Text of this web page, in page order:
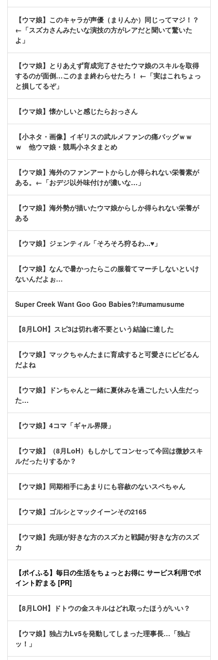
【ウマ娘】このキャラが声優（まりんか）同じってマジ！？
←「スズカさんみたいな演技の方がレアだと聞いて驚いた
よ」
【ウマ娘】とりあえず育成完了させたウマ娘のスキルを取得
するのが面倒…このまま終わらせたろ！ ←「実はこれちょっ
と損してるぞ」
【ウマ娘】懐かしいと感じたらおっさん
【小ネタ・画像】イギリスの武ルメファンの痛バッグｗｗ
ｗ 他ウマ娘・競馬小ネタまとめ
【ウマ娘】海外のファンアートからしか得られない栄養素が
ある。←「おデジ以外味付けが濃いな…」
【ウマ娘】海外勢が描いたウマ娘からしか得られない栄養が
ある
【ウマ娘】ジェンティル「そろそろ狩るわ...♥」
【ウマ娘】なんで暑かったらこの服着てマーチしないといけ
ないんだよぉ…
Super Creek Want Goo Goo Babies?!#umamusume
【8月LOH】スピ3は切れ者不要という結論に達した
【ウマ娘】マックちゃんたまに育成すると可愛さにビビるん
だよね
【ウマ娘】ドンちゃんと一緒に夏休みを過ごしたい人生だっ
た…
【ウマ娘】4コマ「ギャル界隈」
【ウマ娘】（8月LoH）もしかしてコンセって今回は微妙スキ
ルだったりするか？
【ウマ娘】同期相手にあまりにも容赦のないスペちゃん
【ウマ娘】ゴルシとマックイーンその2165
【ウマ娘】先頭が好きな方のスズカと戦闘が好きな方のスズ
カ
【ポイふる】毎日の生活をちょっとお得に サービス利用でポ
イント貯まる [PR]
【8月LOH】ドトウの金スキルはどれ取ったほうがいい？
【ウマ娘】独占力Lv5を発動してしまった理事長…「独占
ッ！」